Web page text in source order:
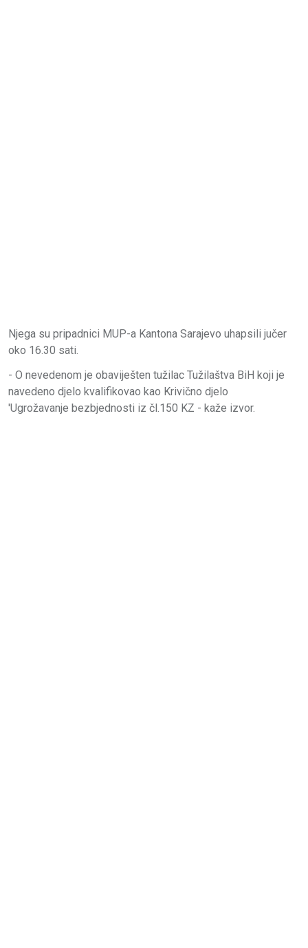
Njega su pripadnici MUP-a Kantona Sarajevo uhapsili jučer
oko 16.30 sati.
- O nevedenom je obaviješten tužilac Tužilaštva BiH koji je
navedeno djelo kvalifikovao kao Krivično djelo
'Ugrožavanje bezbjednosti iz čl.150 KZ - kaže izvor.